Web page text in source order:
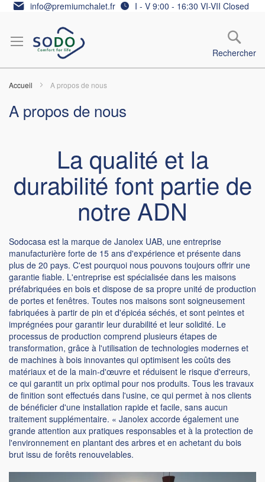
Allez info@premiumchalet.fr I - V 9:00 - 16:30 VI-VII Closed
Rechercher
Accueil A propos de nous
A propos de nous
La qualité et la
durabilité font partie de
notre ADN
Sodocasa est la marque de Janolex UAB, une entreprise
manufacturière forte de 15 ans d'expérience et présente dans
plus de 20 pays. C'est pourquoi nous pouvons toujours offrir une
garantie fiable. L'entreprise est spécialisée dans les maisons
préfabriquées en bois et dispose de sa propre unité de production
de portes et fenêtres. Toutes nos maisons sont soigneusement
fabriquées à partir de pin et d'épicéa séchés, et sont peintes et
imprégnées pour garantir leur durabilité et leur solidité. Le
processus de production comprend plusieurs étapes de
transformation, grâce à l'utilisation de technologies modernes et
de machines à bois innovantes qui optimisent les coûts des
matériaux et de la main-d'œuvre et réduisent le risque d'erreurs,
ce qui garantit un prix optimal pour nos produits. Tous les travaux
de finition sont effectués dans l'usine, ce qui permet à nos clients
de bénéficier d'une installation rapide et facile, sans aucun
traitement supplémentaire. « Janolex accorde également une
grande attention aux pratiques responsables et à la protection de
l'environnement en plantant des arbres et en achetant du bois
brut issu de forêts renouvelables.